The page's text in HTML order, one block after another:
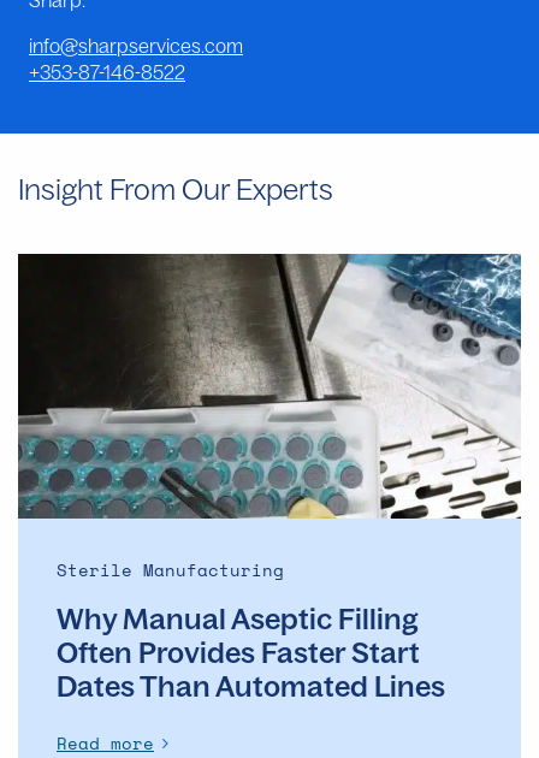
info@sharpservices.com
+353-87-146-8522
Insight From Our Experts
Often
Provides
Faster
Start
Dates
Sterile Manufacturing
Why Manual Aseptic Filling
Often Provides Faster Start
Dates Than Automated Lines
Read more